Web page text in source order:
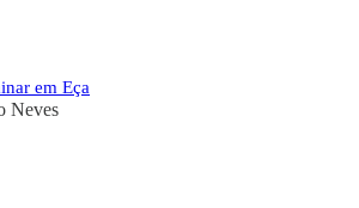
em Eça
Neves